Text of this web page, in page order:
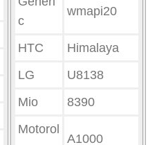
c
wmapi20
HTC
Himalaya
LG
U8138
Mio
8390
Motorol
A1000